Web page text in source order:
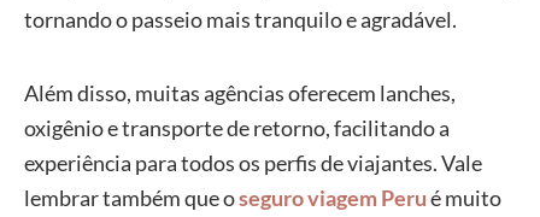
tornando o passeio mais tranquilo e agradável.
Além disso, muitas agências oferecem lanches,
oxigênio e transporte de retorno, facilitando a
experiência para todos os perfis de viajantes. Vale
lembrar também que oseguro viagem Perué muito